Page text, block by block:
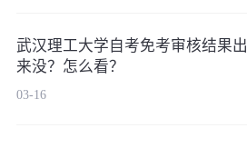
武汉理工大学自考免考审核结果出
来没？怎么看？
03-16